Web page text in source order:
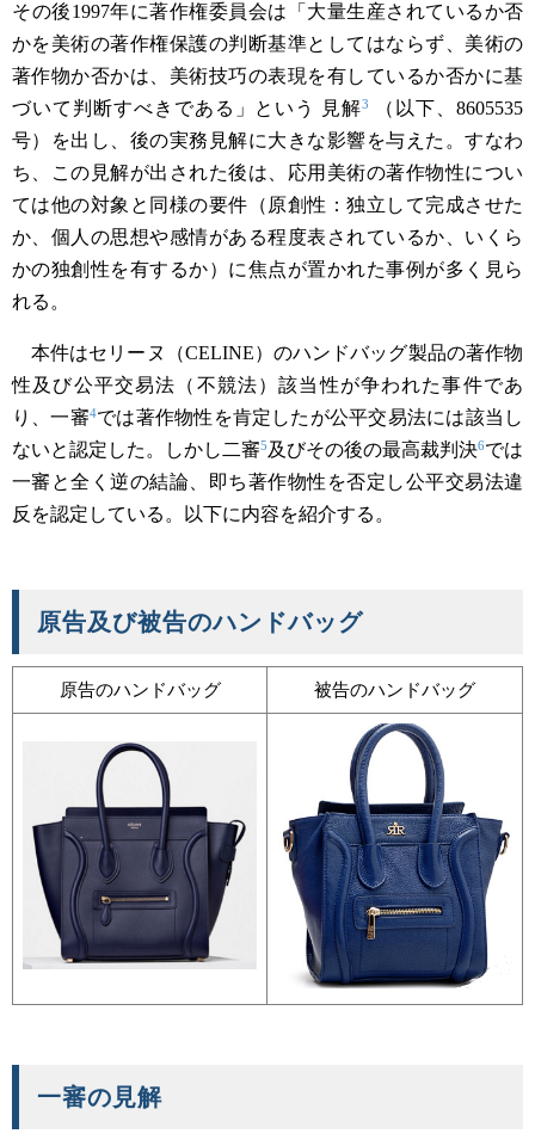
その後1997年に著作権委員会は「大量生産されているか否
かを美術の著作権保護の判断基準としてはならず、美術の
著作物か否かは、美術技巧の表現を有しているか否かに基
づいて判断すべきである」という 見解3
（以下、8605535
号）を出し、後の実務見解に大きな影響を与えた。すなわ
ち、この見解が出された後は、応用美術の著作物性につい
ては他の対象と同様の要件（原創性：独立して完成させた
か、個人の思想や感情がある程度表されているか、いくら
かの独創性を有するか）に焦点が置かれた事例が多く見ら
れる。
本件はセリーヌ（CELINE）のハンドバッグ製品の著作物
性及び公平交易法（不競法）該当性が争われた事件であ
り、一審4では著作物性を肯定したが公平交易法には該当し
ないと認定した。しかし二審5 及びその後の最高裁判決6では
一審と全く逆の結論、即ち著作物性を否定し公平交易法違
反を認定している。以下に内容を紹介する。
原告及び被告のハンドバッグ
原告のハンドバッグ 被告のハンドバッグ
一審の見解